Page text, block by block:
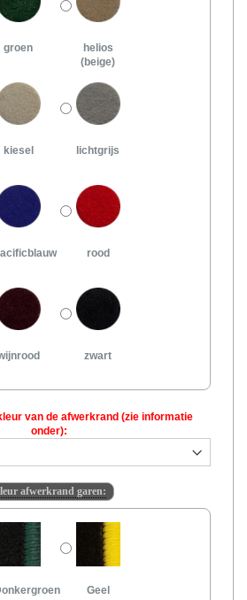
groen
helios
(beige)
kiesel lichtgrijs
rood
zwart
van de afwerkrand (zie informatie
onder):
afwerkrand garen:
Geel